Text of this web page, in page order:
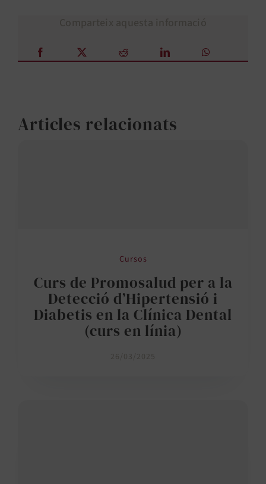
Articles relacionats
Cursos
Curs de Promosalud per a la
Detecció d’Hipertensió i
Diabetis en la Clínica Dental
(curs en línia)
26/03/2025